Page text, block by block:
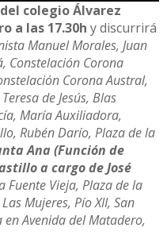
colegio Álvarez
a las 17.30h y discurrirá
Manuel Morales, Juan
Constelación Corona
Corona Austral,
de Jesús, Blas
María Auxiliadora,
Rubén Darío, Plaza de la
Ana (Función de
a cargo de José
Fuente Vieja, Plaza de la
Mujeres, Pío XII, San
en Avenida del Matadero,